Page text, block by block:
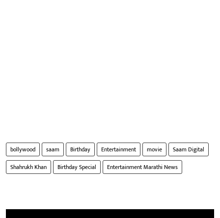
bollywood saam Birthday Entertainment movie
Saam Digital
Shahrukh Khan
Birthday Special Entertainment Marathi News